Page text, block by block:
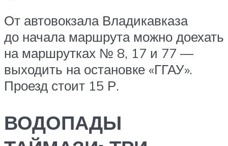
От автовокзала Владикавказа
до начала маршрута можно доехать
на маршрутках № 8, 17 и 77 —
выходить на остановке «ГГАУ».
Проезд стоит 15 Р.
ВОДОПАДЫ